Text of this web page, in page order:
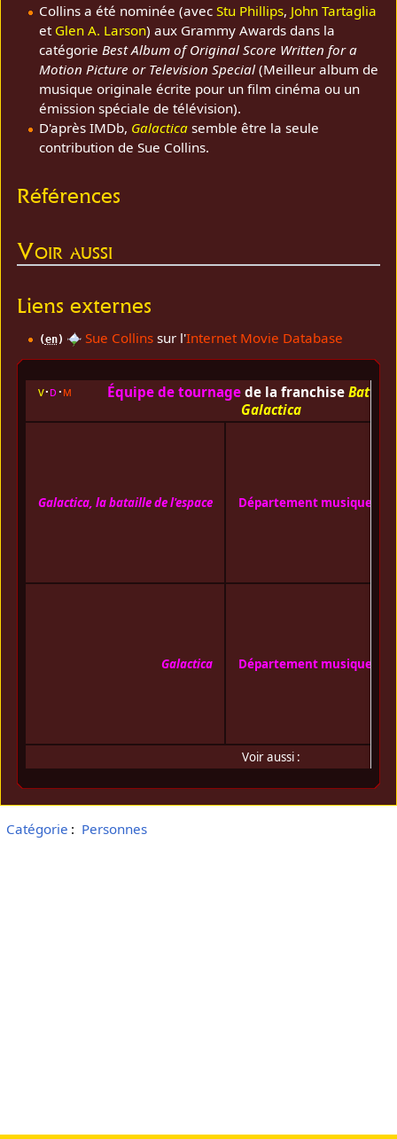
Collins a été nominée (avec Stu Phillips, John Tartaglia
et Glen A. Larson) aux Grammy Awards dans la
catégorie Best Album of Original Score Written for a
Motion Picture or Television Special(Meilleur album de
musique originale écrite pour un film cinéma ou un
émission spéciale de télévision).
D'après IMDb, Galacticasemble être la seule
contribution de Sue Collins.
Références
Voir aussi
Liens externes
(en) Sue Collinssur l'Internet Movie Database
v d m Équipe de tournage de la franchise
Galactica
Galactica, la bataille de l'espace Département musique
Galactica Département musique
Voir aussi :
Catégorie : Personnes